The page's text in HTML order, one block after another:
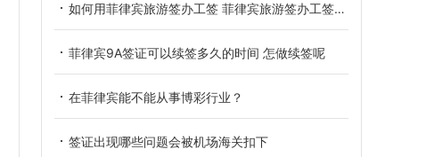
如何用菲律宾旅游签办工签 菲律宾旅游签办工签需要多长时间
菲律宾9A签证可以续签多久的时间 怎做续签呢
在菲律宾能不能从事博彩行业？
签证出现哪些问题会被机场海关扣下